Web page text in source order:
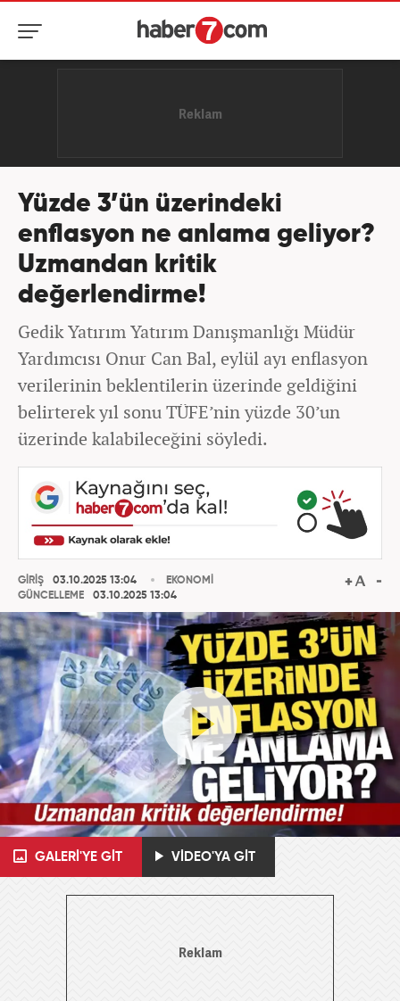
Yüzde 3’ün üzerindeki
enflasyon ne anlama geliyor?
Uzmandan kritik
değerlendirme!
Gedik Yatırım Yatırım Danışmanlığı Müdür
Yardımcısı Onur Can Bal, eylül ayı enflasyon
verilerinin beklentilerin üzerinde geldiğini
belirterek yıl sonu TÜFE’nin yüzde 30’un
üzerinde kalabileceğini söyledi.
GİRİŞ
03.10.2025 13:04
GÜNCELLEME
03.10.2025 13:04
EKONOMİ
GALERİ'YE GİT VİDEO'YA GİT